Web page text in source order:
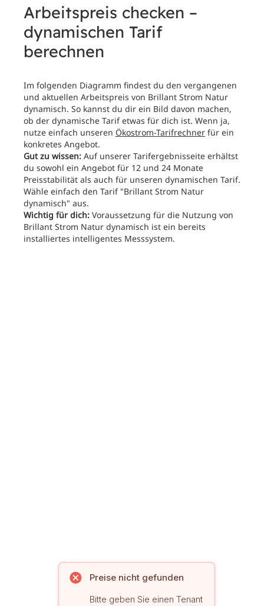
Arbeitspreis checken –
dynamischen Tarif
berechnen
Im folgenden Diagramm findest du den vergangenen
und aktuellen Arbeitspreis von Brillant Strom Natur
dynamisch. So kannst du dir ein Bild davon machen,
ob der dynamische Tarif etwas für dich ist. Wenn ja,
nutze einfach unseren Ökostrom-Tarifrechner für ein
konkretes Angebot.
Gut zu wissen: Auf unserer Tarifergebnisseite erhältst
du sowohl ein Angebot für 12 und 24 Monate
Preisstabilität als auch für unseren dynamischen Tarif.
Wähle einfach den Tarif "Brillant Strom Natur
dynamisch" aus.
Wichtig für dich: Voraussetzung für die Nutzung von
Brillant Strom Natur dynamisch ist ein bereits
installiertes intelligentes Messsystem.